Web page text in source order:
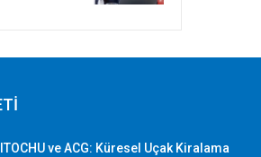
ITOCHU ve ACG: Küresel Uçak Kiralama